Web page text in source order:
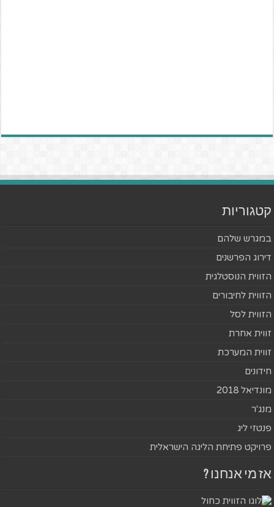
קטגוריות
במגרש שלהם
דירוג הפרשנים
הזווית הנוסטלגית
הזווית לחיבורים
הזווית לסל
זווית אחרת
זווית המערכת
חידונים
מונדיאל 2018
מנג'ר
פנטזי ליג
פרויקט פתיחת הליגה הישראלית
אז מי אנחנו ?